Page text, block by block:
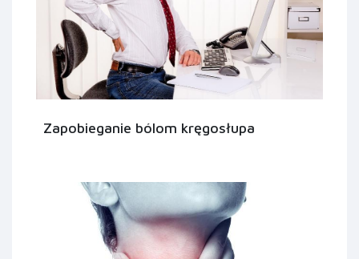
Zapobieganie bólom kręgosłupa